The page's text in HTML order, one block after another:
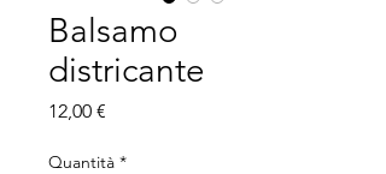
Balsamo
districante
12,00 €
Quantità *